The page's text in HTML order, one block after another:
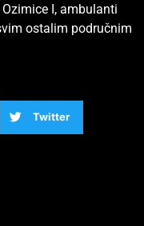
I, ambulanti
ostalim područnim
Twitter